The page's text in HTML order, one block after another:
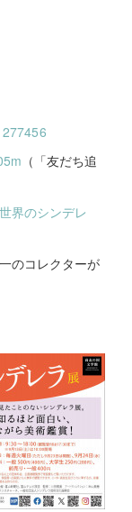
（「友だち追
世界のシンデレ
のコレクターが